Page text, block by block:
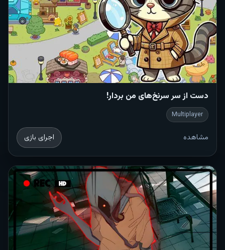
دست از سر سرنخ‌های من بردار!
Multiplayer
مشاهده اجرای بازی